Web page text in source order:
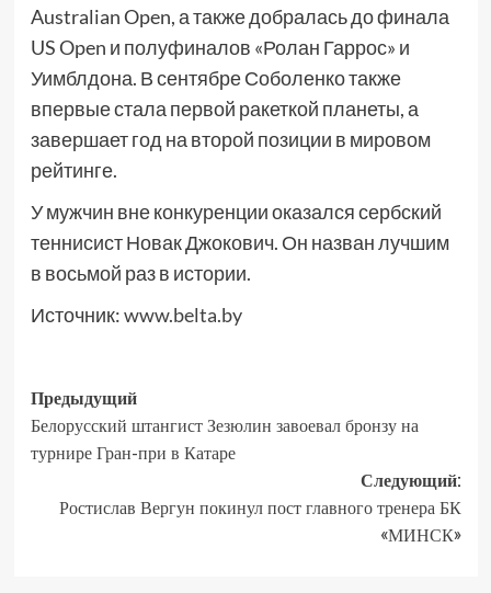
Australian Open, а также добралась до финала
US Open и полуфиналов «Ролан Гаррос» и
Уимблдона. В сентябре Соболенко также
впервые стала первой ракеткой планеты, а
завершает год на второй позиции в мировом
рейтинге.
У мужчин вне конкуренции оказался сербский
теннисист Новак Джокович. Он назван лучшим
в восьмой раз в истории.
Источник:www.belta.by
Предыдущий
Белорусский штангист Зезюлин завоевал бронзу на
турнире Гран-при в Катаре
Следующий:
Ростислав Вергун покинул пост главного тренера БК
«МИНСК»